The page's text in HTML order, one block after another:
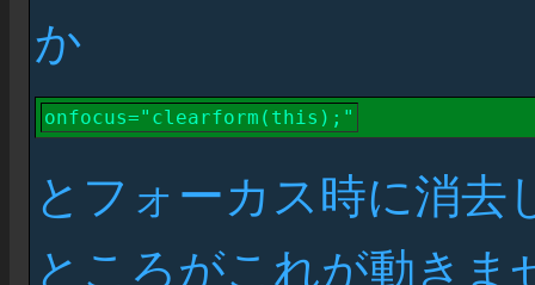
か
onfocus="clearform(this);"
とフォーカス時に消去
ところがこれが動きま